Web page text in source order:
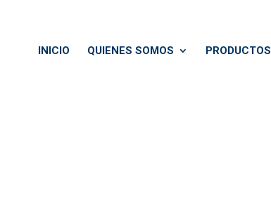
INICIO QUIENES SOMOS PRODUCTOS